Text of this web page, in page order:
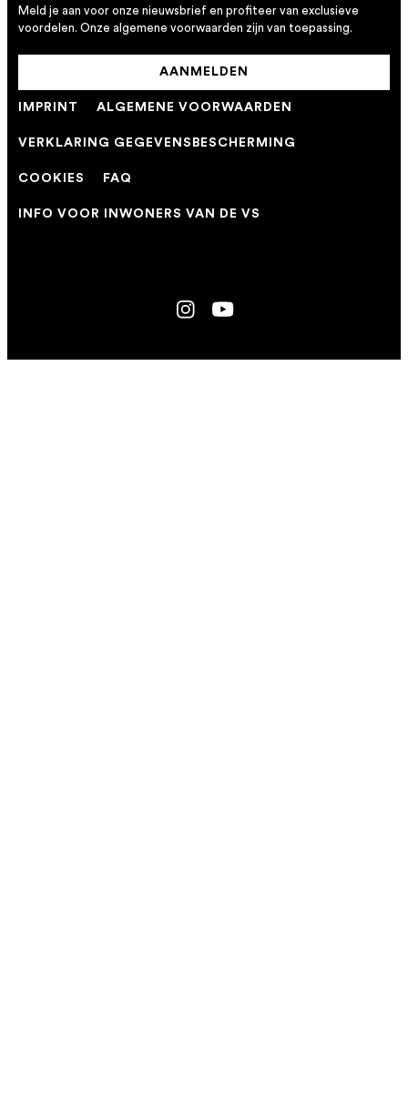
Meld je aan voor onze nieuwsbrief en profiteer van exclusieve
voordelen. Onze algemene voorwaarden zijn van toepassing.
AANMELDEN
IMPRINT ALGEMENE VOORWAARDEN
VERKLARING GEGEVENSBESCHERMING
COOKIES FAQ
INFO VOOR INWONERS VAN DE VS